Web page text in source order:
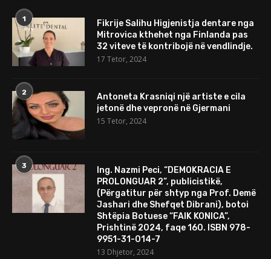
1
Fikrije Salihu Higjenistja dentare nga
Mitrovica kthehet nga Finlanda pas
32 viteve të kontribojë në vendlindje.
17 Tetor, 2024
2
Antoneta Krasniqi një artiste e cila
jetonë dhe vepronë në Gjermani
15 Tetor, 2024
3
Ing. Nazmi Peci, “DEMOKRACIA E
PROLONGUAR 2”, publicistikë,
(Përgatitur për shtyp nga Prof. Demë
Jashari dhe Shefqet Dibrani), botoi
Shtëpia Botuese “FAIK KONICA”,
Prishtinë 2024, faqe 160. ISBN 978-
9951-31-014-7
13 Dhjetor, 2024